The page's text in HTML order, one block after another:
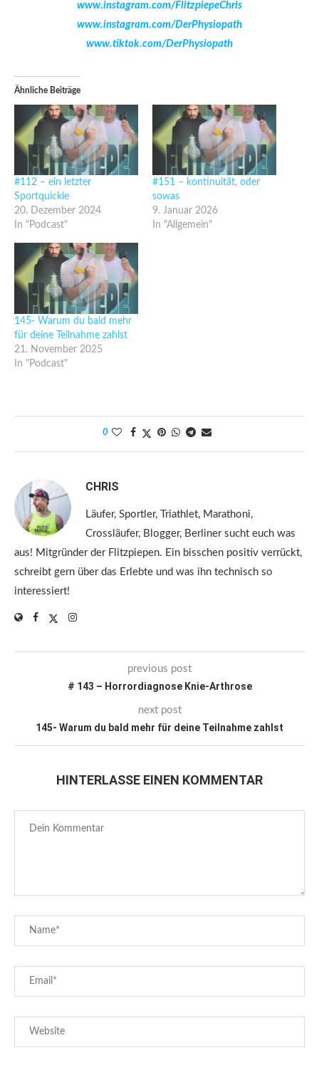
www.instagram.com/FlitzpiepeChris
www.instagram.com/DerPhysiopath
www.tiktok.com/DerPhysiopath
Ähnliche Beiträge
#112 – ein letzter
Sportquickie
20. Dezember 2024
In "Podcast"
#151 – kontinuität, oder
sowas
9. Januar 2026
In "Allgemein"
145- Warum du bald mehr
für deine Teilnahme zahlst
21. November 2025
In "Podcast"
0
CHRIS
Läufer, Sportler, Triathlet, Marathoni,
Crossläufer, Blogger, Berliner sucht euch was
aus! Mitgründer der Flitzpiepen. Ein bisschen positiv verrückt,
schreibt gern über das Erlebte und was ihn technisch so
interessiert!
previous post
# 143 – Horrordiagnose Knie-Arthrose
next post
145- Warum du bald mehr für deine Teilnahme zahlst
HINTERLASSE EINEN KOMMENTAR